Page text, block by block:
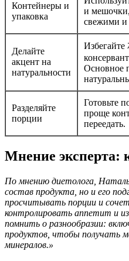
Контейнеры и
упаковка
и
свежими и
Делайте
акцент на
натуральности
Избегайте
Основное
Разделяйте
порции
Готовьте
проще
переедать.
Мнение эксперта:
По мнению диетолога,
состав продукта, но и его
просчитывать порции и
контролировать аппетит и
помнить о разнообразии:
продуктов, чтобы получать
минералов.»